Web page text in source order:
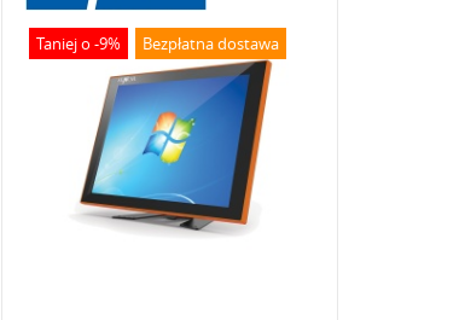
Taniej o -9% Bezpłatna dostawa